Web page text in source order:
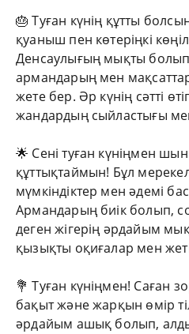
🎂 Туған күнің құтты
қуаныш пен көтеріңкі
Денсаулығың мықты
армандарың мен
жете бер. Әр күнің сәтті
жандардың сыйластығы
🌟 Сені туған күніңмен
құттықтаймын! Бұл
мүмкіндіктер мен әдемі
Армандарың биік болып,
деген жігерің әрдайым
қызықты оқиғалар мен
💐 Туған күніңмен! Саған
бақыт және жарқын өмір
әрдайым ашық болып,